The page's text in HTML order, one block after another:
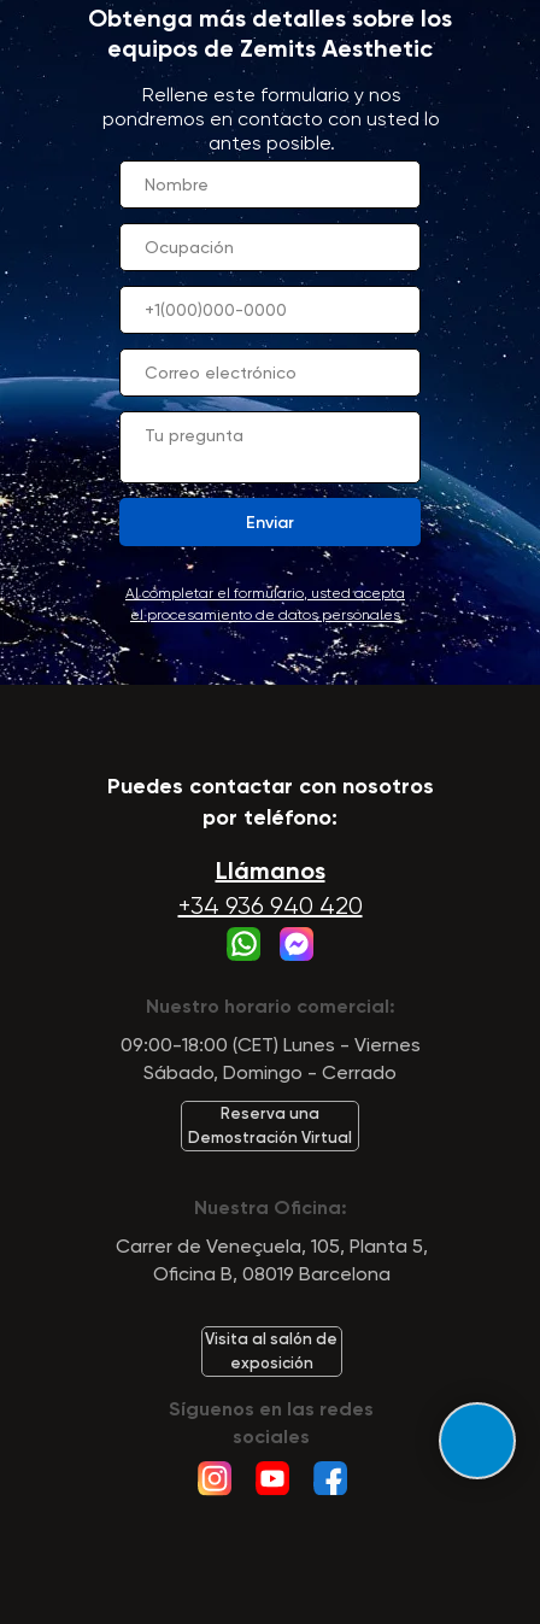
Obtenga más detalles sobre los
equipos de Zemits Aesthetic
Enviar
Rellene este formulario y nos
pondremos en contacto con usted lo
antes posible.
Al completar el formulario, usted acepta
el procesamiento de datos personales
Llámanos
+34 936 940 420
Puedes contactar con nosotros
por teléfono:
Nuestro horario comercial:
09:00-18:00 (CET) Lunes - Viernes
Sábado, Domingo - Cerrado
Nuestra Oficina:
Carrer de Veneçuela, 105, Planta 5,
Oficina B, 08019 Barcelona
Reserva una
Demostración Virtual
Visita al salón de
exposición
Síguenos en las redes
sociales